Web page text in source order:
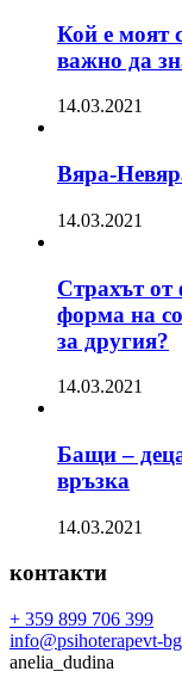
Кой е моят
важно да
14.03.2021
Вяра-
14.03.2021
Страхът от
форма на
за другия?
14.03.2021
Бащи –
връзка
14.03.2021
контакти
+ 359 899 706 399
info@psihoterapevt-
anelia_dudina